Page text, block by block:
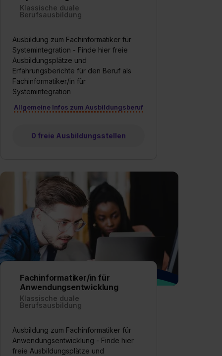
Klassische duale
Berufsausbildung
Ausbildung zum Fachinformatiker für
Systemintegration - Finde hier freie
Ausbildungsplätze und
Erfahrungsberichte für den Beruf als
Fachinformatiker/in für
Systemintegration
Allgemeine Infos zum Ausbildungsberuf
0 freie Ausbildungsstellen
Fachinformatiker/in für
Anwendungsentwicklung
Klassische duale
Berufsausbildung
Ausbildung zum Fachinformatiker für
Anwendungsentwicklung - Finde hier
freie Ausbildungsplätze und